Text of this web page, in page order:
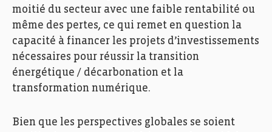
moitié du secteur avec une faible rentabilité ou
même des pertes, ce qui remet en question la
capacité à financer les projets d’investissements
nécessaires pour réussir la transition
énergétique / décarbonation et la
transformation numérique.
Bien que les perspectives globales se soient